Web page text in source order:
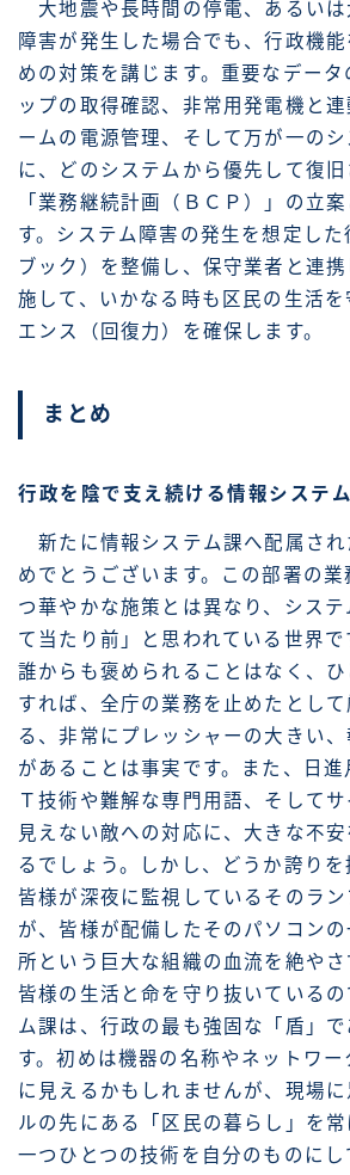
大地震や長時間の停電、あるいは
障害が発生した場合でも、行政機
めの対策を講じます。重要なデー
ップの取得確認、非常用発電機と
ームの電源管理、そして万が一の
に、どのシステムから優先して復旧
「業務継続計画（ＢＣＰ）」の立
す。システム障害の発生を想定し
ブック）を整備し、保守業者と連
施して、いかなる時も区民の生活を
エンス（回復力）を確保します。
まとめ
行政を陰で支え続ける情報システ
新たに情報システム課へ配属され
めでとうございます。この部署の
つ華やかな施策とは異なり、シス
て当たり前」と思われている世界
誰からも褒められることはなく、
すれば、全庁の業務を止めたとし
る、非常にプレッシャーの大きい
があることは事実です。また、日進
Ｔ技術や難解な専門用語、そして
見えない敵への対応に、大きな不
るでしょう。しかし、どうか誇りを
皆様が深夜に監視しているそのラン
が、皆様が配備したそのパソコン
所という巨大な組織の血流を絶や
皆様の生活と命を守り抜いている
ム課は、行政の最も強固な「盾」
す。初めは機器の名称やネットワー
に見えるかもしれませんが、現場
ルの先にある「区民の暮らし」を常
一つひとつの技術を自分のものにし